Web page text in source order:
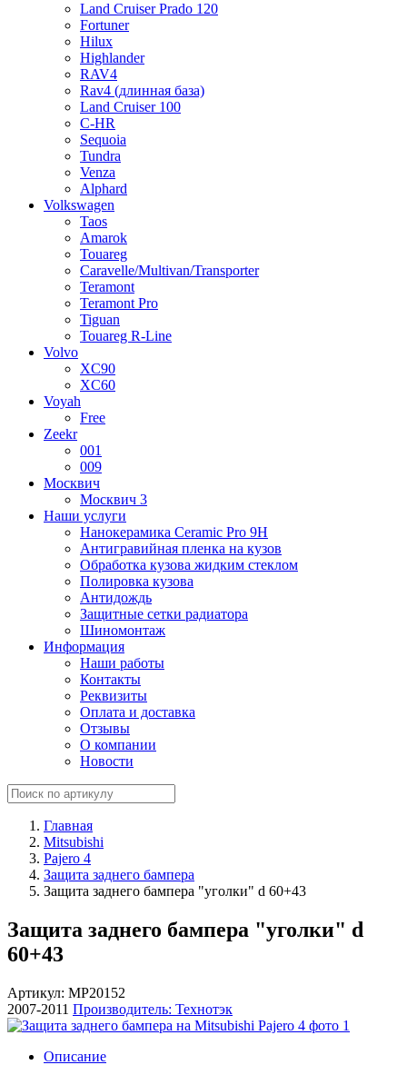
Land Cruiser Prado 120
Fortuner
Hilux
Highlander
RAV4
Rav4 (длинная база)
Land Cruiser 100
C-HR
Sequoia
Tundra
Venza
Alphard
Volkswagen
Taos
Amarok
Touareg
Caravelle/Multivan/Transporter
Teramont
Teramont Pro
Tiguan
Touareg R-Line
Volvo
XC90
XC60
Voyah
Free
Zeekr
001
009
Москвич
Москвич 3
Наши услуги
Нанокерамика Ceramic Pro 9H
Антигравийная пленка на кузов
Обработка кузова жидким стеклом
Полировка кузова
Антидождь
Защитные сетки радиатора
Шиномонтаж
Информация
Наши работы
Контакты
Реквизиты
Оплата и доставка
Отзывы
О компании
Новости
Главная
Mitsubishi
Pajero 4
Защита заднего бампера
Защита заднего бампера "уголки" d 60+43
Защита заднего бампера "уголки" d
60+43
Артикул: МР20152
2007-2011 Производитель: Технотэк
Описание